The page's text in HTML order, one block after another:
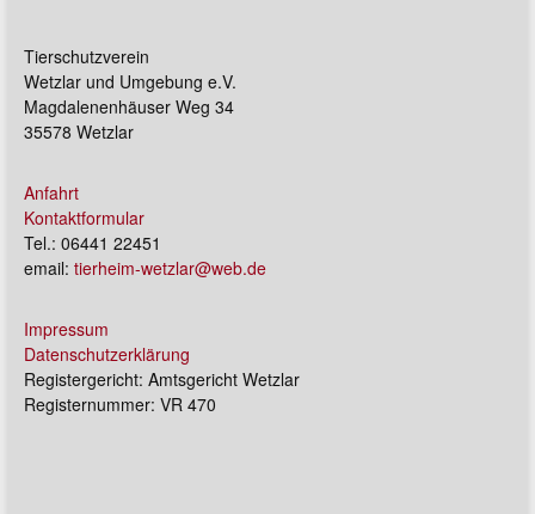
Tierschutzverein
Wetzlar und Umgebung e.V.
Magdalenenhäuser Weg 34
35578 Wetzlar
Anfahrt
Kontaktformular
Tel.: 06441 22451
email: tierheim-wetzlar@web.de
Impressum
Datenschutzerklärung
Registergericht: Amtsgericht Wetzlar
Registernummer: VR 470